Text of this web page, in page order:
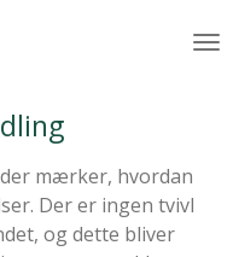
mærker, hvordan
Der er ingen tvivl
og dette bliver